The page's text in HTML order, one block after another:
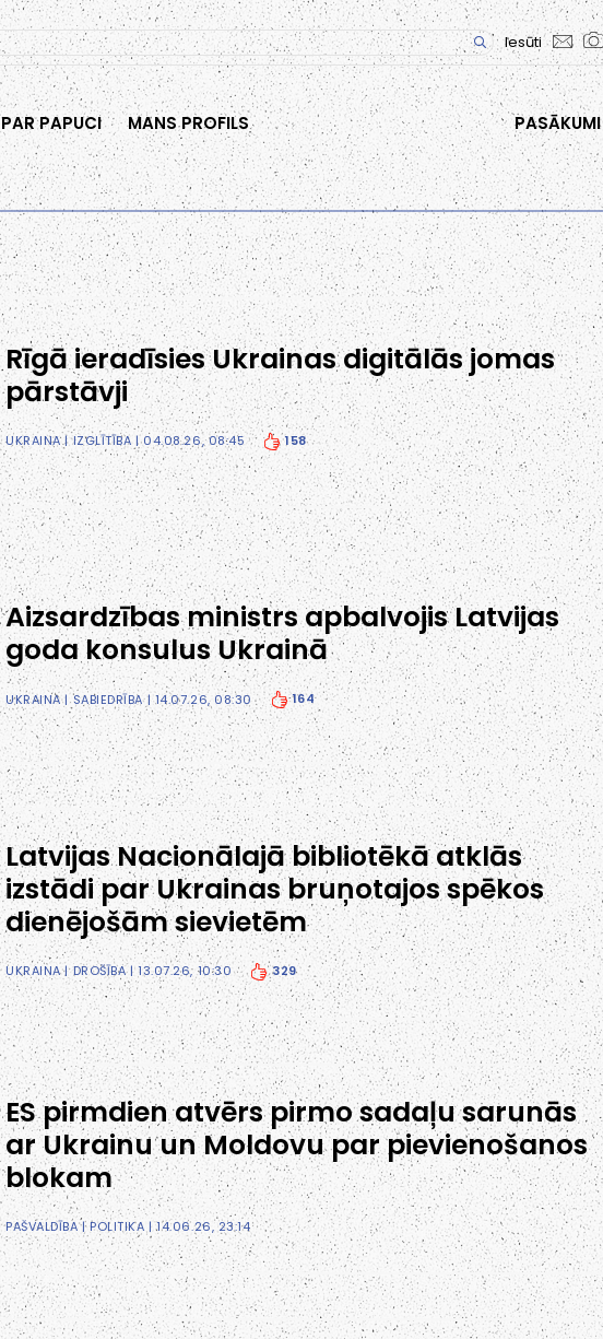
Iesūti
PAR PAPUCI MANS PROFILS PASĀKUMI
Rīgā ieradīsies Ukrainas digitālās jomas
pārstāvji
UKRAINA|IZGLĪTĪBA | 04.08.26, 08:45 158
Aizsardzības ministrs apbalvojis Latvijas
goda konsulus Ukrainā
UKRAINA|SABIEDRĪBA| 14.07.26, 08:30 164
Latvijas Nacionālajā bibliotēkā atklās
izstādi par Ukrainas bruņotajos spēkos
dienējošām sievietēm
UKRAINA|DROŠĪBA| 13.07.26, 10:30 329
ES pirmdien atvērs pirmo sadaļu sarunās
ar Ukrainu un Moldovu par pievienošanos
blokam
PAŠVALDĪBA|POLITIKA | 14.06.26, 23:14